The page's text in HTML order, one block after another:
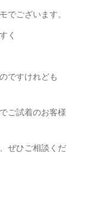
でございます。
く
ですけれども
ご試着のお客様
ぜひご相談くだ